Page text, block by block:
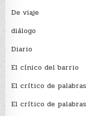
De viaje
diálogo
Diario
El cínico del barrio
El crí­tico de palabras
El crí­tico de palabras